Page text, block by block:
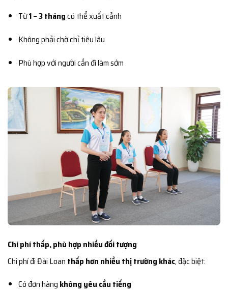
Từ1 – 3 thángcó thể xuất cảnh
Không phải chờ chỉ tiêu lâu
Phù hợp với người cần đi làm sớm
Chi phí thấp, phù hợp nhiều đối tượng
Chi phí đi Đài Loan thấp hơn nhiều thị trường khác, đặc biệt:
Có đơn hàng không yêu cầu tiếng